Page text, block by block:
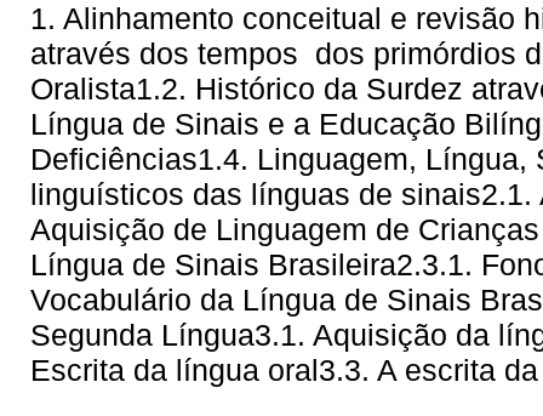
1. Alinhamento conceitual e revisão
através dos tempos  dos primórdios
Oralista1.2. Histórico da Surdez
Língua de Sinais e a Educação
Deficiências1.4. Linguagem,
linguísticos das línguas de
Aquisição de Linguagem de
Língua de Sinais Brasileira2.3.1.
Vocabulário da Língua de Sinais
Segunda Língua3.1. Aquisição da
Escrita da língua oral3.3. A escrita